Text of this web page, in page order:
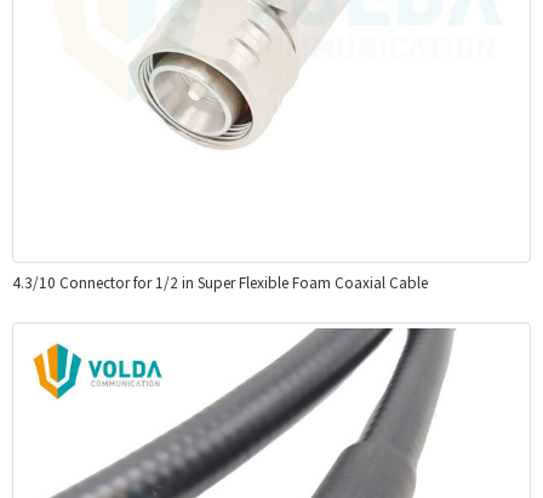
4.3/10 Connector for 1/2 in Super Flexible Foam Coaxial Cable